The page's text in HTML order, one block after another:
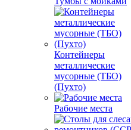
Контейнеры
металлические
мусорные (ТБО)
(Пухто)
Рабочие места